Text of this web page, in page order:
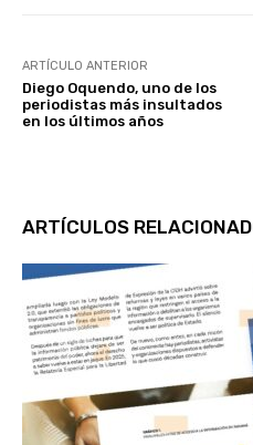
ARTÍCULO ANTERIOR
Diego Oquendo, uno de los
periodistas más insultados
en los últimos años
ARTÍCULOS